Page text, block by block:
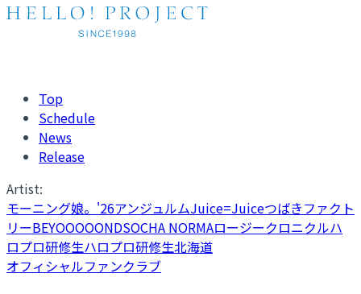
Top
Schedule
News
Release
Artist:
モーニング娘。'26アンジュルムJuice=Juiceつばきファクト
リーBEYOOOOONDSOCHA NORMAロージークロニクルハ
ロプロ研修生ハロプロ研修生北海道
オフィシャルファンクラブ